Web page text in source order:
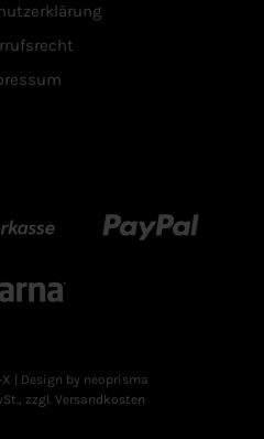
Paypal
| Design by neoprisma
zzgl. Versandkosten